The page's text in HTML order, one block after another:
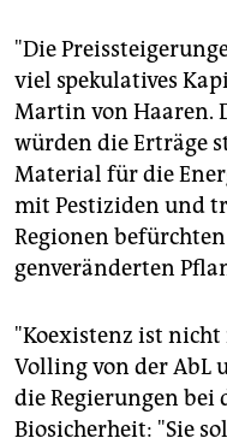
"Die
viel spekulatives
Martin von Haaren.
würden die Erträge
Material für die
mit Pestiziden und
Regionen
genveränderten
"Koexistenz ist
Volling von der AbL
die Regierungen bei
Biosicherheit: "Sie